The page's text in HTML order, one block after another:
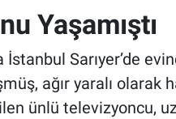
Yaşamıştı
İstanbul Sarıyer’de
ağır yaralı olarak
ünlü televizyoncu,